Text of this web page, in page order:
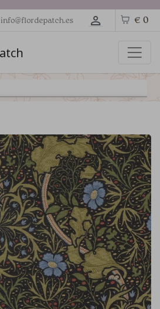
info@flordepatch.es € 0